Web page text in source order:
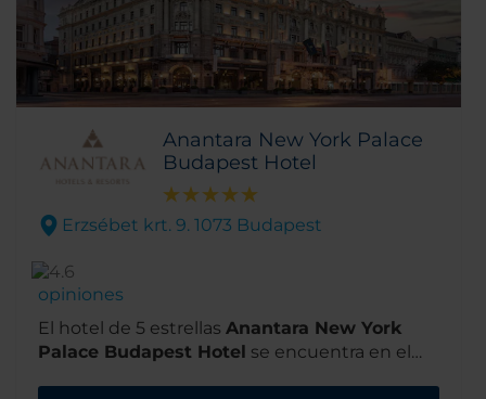
Anantara New York Palace
Budapest Hotel
Erzsébet krt. 9. 1073 Budapest
opiniones
El hotel de 5 estrellas Anantara New York
Palace Budapest Hotel se encuentra en el